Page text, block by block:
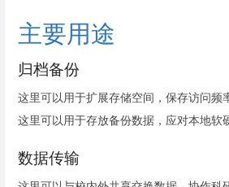
主要用途
归档备份
这里可以用于扩展存储空间，保存访问频
这里可以用于存放备份数据，应对本地软
数据传输